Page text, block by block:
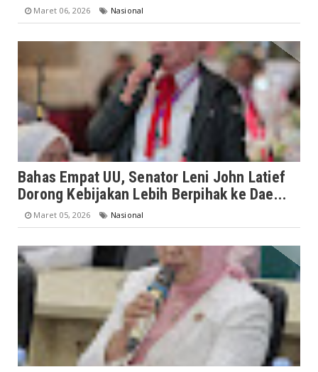
Maret 06, 2026 Nasional
Bahas Empat UU, Senator Leni John Latief
Dorong Kebijakan Lebih Berpihak ke Dae...
Maret 05, 2026 Nasional